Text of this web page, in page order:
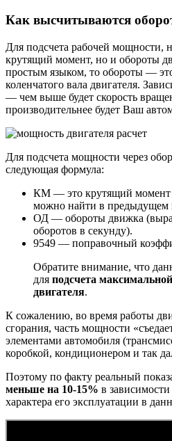
Как высчитываются
Для подсчета рабочей мощности,
крутящий момент, но и обороты
простым языком, то обороты —
коленчатого вала двигателя.
— чем выше будет скорость
производительнее будет Ваш
Для подсчета мощности через
следующая формула:
КМ — это крутящий момент
можно найти в предыдущем
ОД — обороты движка
оборотов в секунду).
9549 — поправочный
Обратите внимание, что
для подсчета
двигателя.
К сожалению, во время работы
сгорания, часть мощности
элементами автомобиля
коробкой, кондиционером и так
Поэтому по факту реальный
меньше на 10-15% в
характера его эксплуатации в